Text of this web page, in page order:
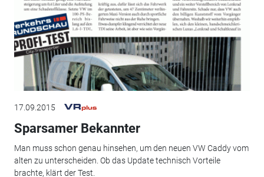
17.09.2015
Sparsamer Bekannter
Man muss schon genau hinsehen, um den neuen VW Caddy vom
alten zu unterscheiden. Ob das Update technisch Vorteile
brachte, klärt der Test.